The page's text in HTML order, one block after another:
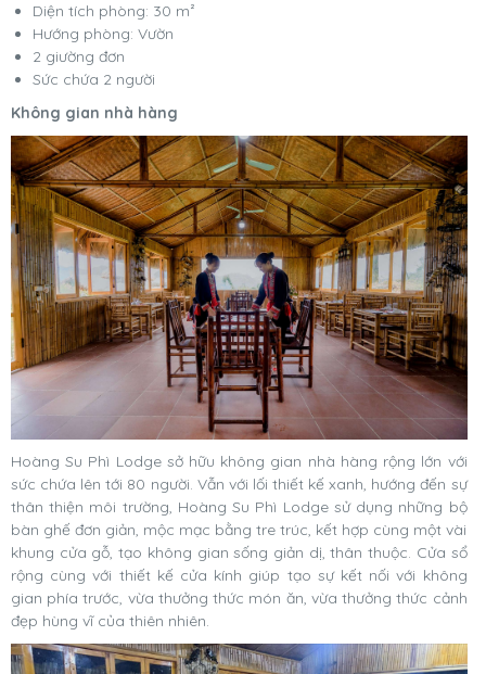
Diện tích phòng: 30 m²
Hướng phòng: Vườn
2 giường đơn
Sức chứa 2 người
Không gian nhà hàng
Hoàng Su Phì Lodge sở hữu không gian nhà hàng rộng lớn với
sức chứa lên tới 80 người. Vẫn với lối thiết kế xanh, hướng đến sự
thân thiện môi trường, Hoàng Su Phì Lodge sử dụng những bộ
bàn ghế đơn giản, mộc mạc bằng tre trúc, kết hợp cùng một vài
khung cửa gỗ, tạo không gian sống giản dị, thân thuộc. Cửa sổ
rộng cùng với thiết kế cửa kính giúp tạo sự kết nối với không
gian phía trước, vừa thưởng thức món ăn, vừa thưởng thức cảnh
đẹp hùng vĩ của thiên nhiên.